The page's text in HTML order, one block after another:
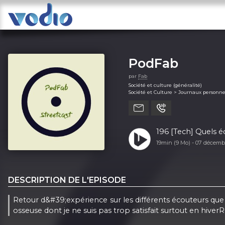
PodFab
par Fab
Société et culture (généralité)
Société et Culture > Journaux
196 [Tech] Quels
19min (9 Mo) - 07
DESCRIPTION DE L'EPISODE
Retour d&#39;expérience sur les différents écouteurs
osseuse dont je ne suis pas trop satisfait surtout en